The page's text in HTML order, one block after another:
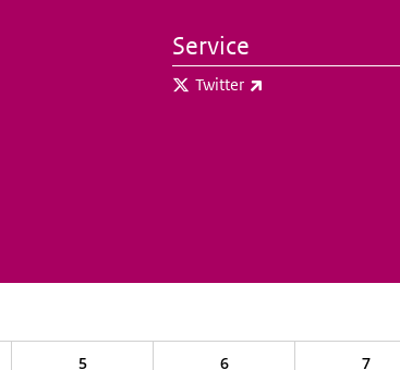
Service
Twitter
5 6 7